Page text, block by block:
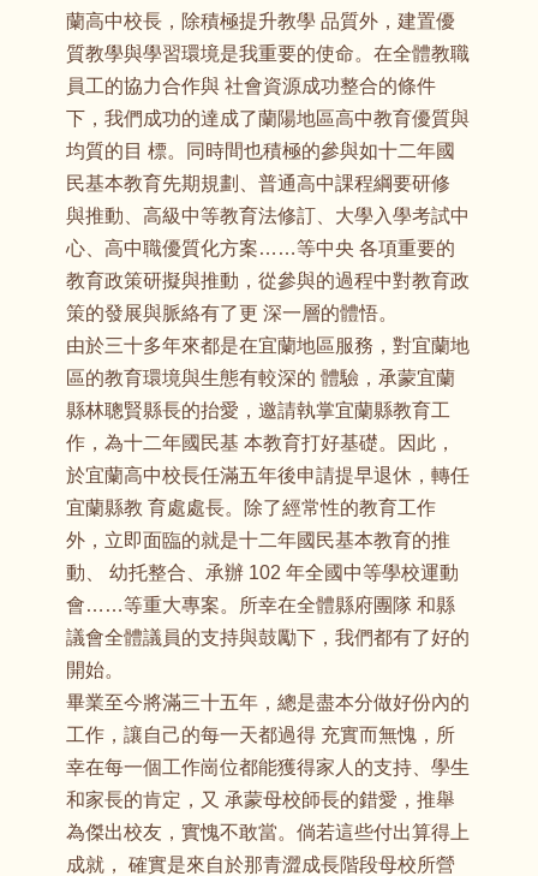
蘭高中校長，除積極提升教學 品質外，建置優
質教學與學習環境是我重要的使命。在全體教職
員工的協力合作與 社會資源成功整合的條件
下，我們成功的達成了蘭陽地區高中教育優質與
均質的目 標。同時間也積極的參與如十二年國
民基本教育先期規劃、普通高中課程綱要研修
與推動、高級中等教育法修訂、大學入學考試中
心、高中職優質化方案……等中央 各項重要的
教育政策研擬與推動，從參與的過程中對教育政
策的發展與脈絡有了更 深一層的體悟。
由於三十多年來都是在宜蘭地區服務，對宜蘭地
區的教育環境與生態有較深的 體驗，承蒙宜蘭
縣林聰賢縣長的抬愛，邀請執掌宜蘭縣教育工
作，為十二年國民基 本教育打好基礎。因此，
於宜蘭高中校長任滿五年後申請提早退休，轉任
宜蘭縣教 育處處長。除了經常性的教育工作
外，立即面臨的就是十二年國民基本教育的推
動、 幼托整合、承辦 102 年全國中等學校運動
會……等重大專案。所幸在全體縣府團隊 和縣
議會全體議員的支持與鼓勵下，我們都有了好的
開始。
畢業至今將滿三十五年，總是盡本分做好份內的
工作，讓自己的每一天都過得 充實而無愧，所
幸在每一個工作崗位都能獲得家人的支持、學生
和家長的肯定，又 承蒙母校師長的錯愛，推舉
為傑出校友，實愧不敢當。倘若這些付出算得上
成就， 確實是來自於那青澀成長階段母校所營